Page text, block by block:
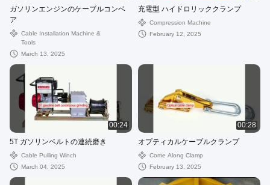
ガソリンエンジンのケーブルコンベ
ア
Cable Installation Machine &
Tools
March 13, 2025
充電型 ハイドロリッククランプ
Compression Machine
February 12, 2025
00:24
5T ガソリンベルトの連続磨き
Cable Pulling Winch
March 04, 2025
00:28
オプティカルケーブルクランプ
Come Along Clamp
February 13, 2025